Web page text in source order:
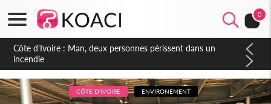
0
Côte d'Ivoire : Séileu, la célébration de la fête nationale
transformée en vaste campagne contre les produits
dépigmentants dangereux
CÔTE D'IVOIRE ENVIRONEMENT